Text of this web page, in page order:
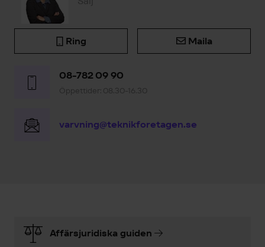
Ring Maila
08-782 09 90
Öppettider: 08.30-16.30
varvning@teknikforetagen.se
Affärsjuridiska guiden